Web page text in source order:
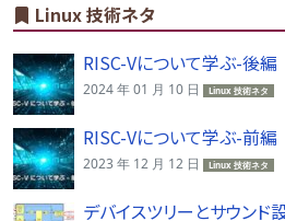
Linux 技術ネタ
RISC-Vについて学ぶ-後編
2024 年 01 月 10 日 Linux 技術ネタ
RISC-Vについて学ぶ-前編
2023 年 12 月 12 日 Linux 技術ネタ
デバイスツリーとサウン